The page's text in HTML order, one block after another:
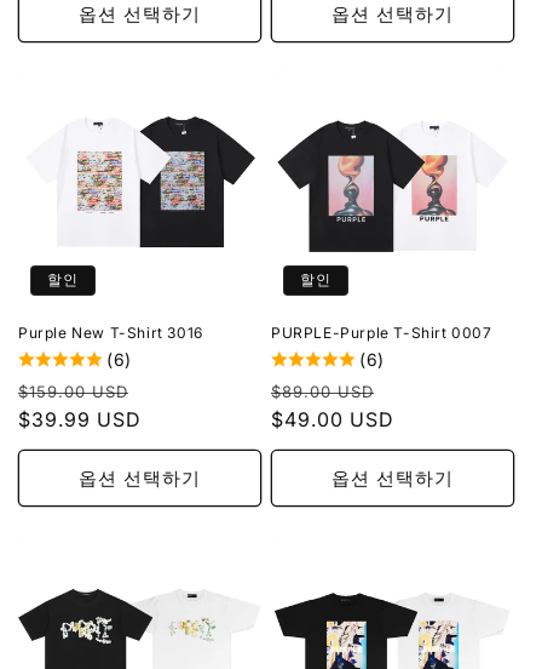
옵션 선택하기 옵션 선택하기
할인
Purple New T-Shirt 3016
(6)
정
가
$159.00 USD
가
$39.99 USD
옵션 선택하기
할인
PURPLE-Purple T-Shirt 0007
(6)
정
가
$89.00 USD
인
가
$49.00 USD
옵션 선택하기